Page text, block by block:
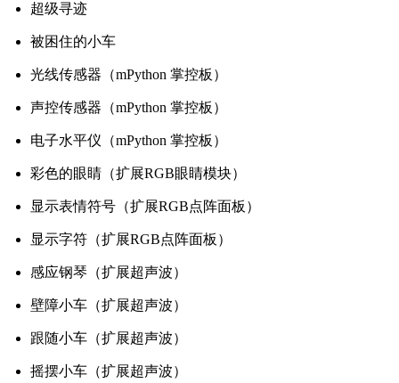
超级寻迹
被困住的小车
光线传感器（mPython 掌控板）
声控传感器（mPython 掌控板）
电子水平仪（mPython 掌控板）
彩色的眼睛（扩展RGB眼睛模块）
显示表情符号（扩展RGB点阵面板）
显示字符（扩展RGB点阵面板）
感应钢琴（扩展超声波）
壁障小车（扩展超声波）
跟随小车（扩展超声波）
摇摆小车（扩展超声波）